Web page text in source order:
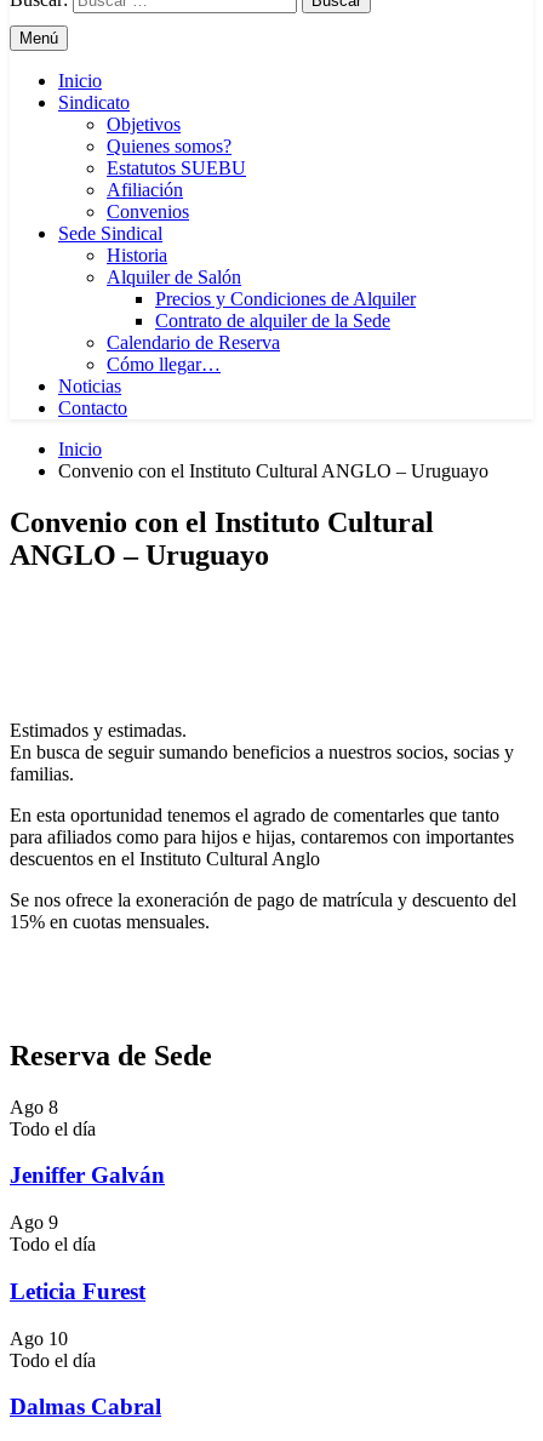
Menú
Inicio
Sindicato
Objetivos
Quienes somos?
Estatutos SUEBU
Afiliación
Convenios
Sede Sindical
Historia
Alquiler de Salón
Precios y Condiciones de Alquiler
Contrato de alquiler de la Sede
Calendario de Reserva
Cómo llegar…
Noticias
Contacto
Inicio
Convenio con el Instituto Cultural ANGLO – Uruguayo
Convenio con el Instituto Cultural
ANGLO – Uruguayo
Estimados y estimadas.
En busca de seguir sumando beneficios a nuestros socios, socias y
familias.
En esta oportunidad tenemos el agrado de comentarles que tanto
para afiliados como para hijos e hijas, contaremos con importantes
descuentos en el Instituto Cultural Anglo
Se nos ofrece la exoneración de pago de matrícula y descuento del
15% en cuotas mensuales.
Reserva de Sede
Ago 8
Todo el día
Jeniffer Galván
Ago 9
Todo el día
Leticia Furest
Ago 10
Todo el día
Dalmas Cabral